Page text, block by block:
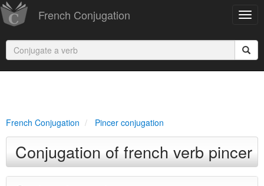
French Conjugation
French Conjugation Pincer conjugation
Conjugation of french verb pincer